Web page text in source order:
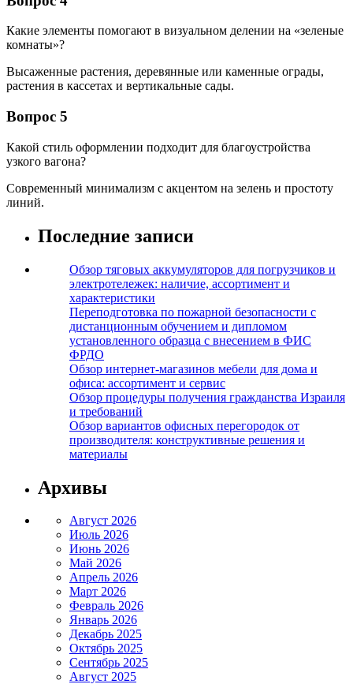
Какие элементы помогают в визуальном делении на «зеленые
комнаты»?
Высаженные растения, деревянные или каменные ограды,
растения в кассетах и вертикальные сады.
Вопрос 5
Какой стиль оформлении подходит для благоустройства
узкого вагона?
Современный минимализм с акцентом на зелень и простоту
линий.
Последние записи
Обзор тяговых аккумуляторов для погрузчиков и
электротележек: наличие, ассортимент и
характеристики
Переподготовка по пожарной безопасности с
дистанционным обучением и дипломом
установленного образца с внесением в ФИС
ФРДО
Обзор интернет-магазинов мебели для дома и
офиса: ассортимент и сервис
Обзор процедуры получения гражданства Израиля
и требований
Обзор вариантов офисных перегородок от
производителя: конструктивные решения и
материалы
Архивы
Август 2026
Июль 2026
Июнь 2026
Май 2026
Апрель 2026
Март 2026
Февраль 2026
Январь 2026
Декабрь 2025
Октябрь 2025
Сентябрь 2025
Август 2025